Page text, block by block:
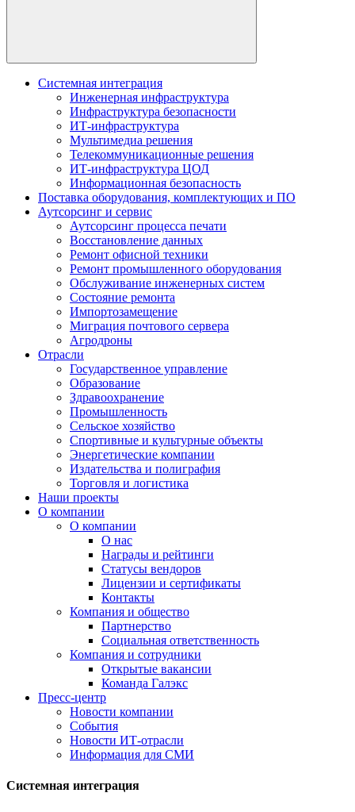
Системная интеграция
Инженерная инфраструктура
Инфраструктура безопасности
ИТ-инфраструктура
Мультимедиа решения
Телекоммуникационные решения
ИТ-инфраструктура ЦОД
Информационная безопасность
Поставка оборудования, комплектующих и ПО
Аутсорсинг и сервис
Аутсорсинг процесса печати
Восстановление данных
Ремонт офисной техники
Ремонт промышленного оборудования
Обслуживание инженерных систем
Состояние ремонта
Импортозамещение
Миграция почтового сервера
Агродроны
Отрасли
Государственное управление
Образование
Здравоохранение
Промышленность
Сельское хозяйство
Спортивные и культурные объекты
Энергетические компании
Издательства и полиграфия
Торговля и логистика
Наши проекты
О компании
О компании
О нас
Награды и рейтинги
Статусы вендоров
Лицензии и сертификаты
Контакты
Компания и общество
Партнерство
Социальная ответственность
Компания и сотрудники
Открытые вакансии
Команда Галэкс
Пресс-центр
Новости компании
События
Новости ИТ-отрасли
Информация для СМИ
Системная интеграция